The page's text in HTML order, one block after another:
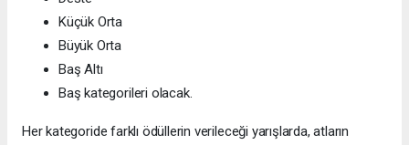
Küçük Orta
Büyük Orta
Baş Altı
Baş kategorileri olacak.
Her kategoride farklı ödüllerin verileceği yarışlarda, atların